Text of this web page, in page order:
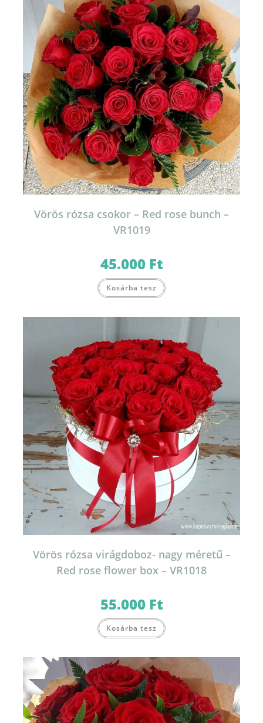
Vörös rózsa csokor – Red rose bunch –
VR1019
45.000 Ft
Kosárba tesz
Vörös rózsa virágdoboz- nagy méretű –
Red rose flower box – VR1018
55.000 Ft
Kosárba tesz